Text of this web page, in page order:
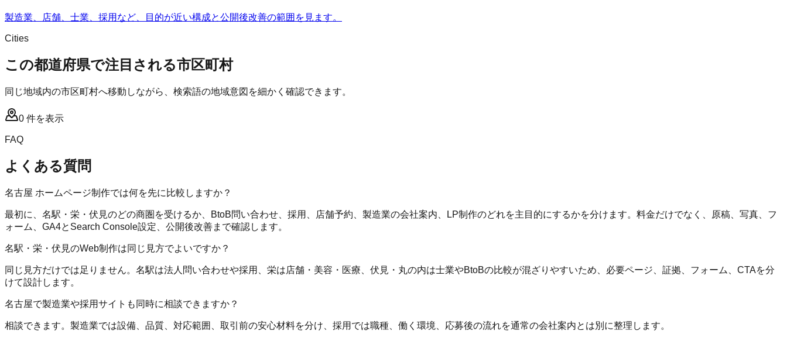
製造業、店舗、士業、採用など、目的が近い構成と公開後改善の範囲を見ます。
Cities
この都道府県で注目される市区町村
同じ地域内の市区町村へ移動しながら、検索語の地域意図を細かく確認できます。
0 件を表示
FAQ
よくある質問
名古屋 ホームページ制作では何を先に比較しますか？
最初に、名駅・栄・伏見のどの商圏を受けるか、BtoB問い合わせ、採用、店舗予約、製造業の会社案内、LP制作のどれを主目的にするかを分けます。料金だけでなく、原稿、写真、フ
ォーム、GA4とSearch Console設定、公開後改善まで確認します。
名駅・栄・伏見のWeb制作は同じ見方でよいですか？
同じ見方だけでは足りません。名駅は法人問い合わせや採用、栄は店舗・美容・医療、伏見・丸の内は士業やBtoBの比較が混ざりやすいため、必要ページ、証拠、フォーム、CTAを分
けて設計します。
名古屋で製造業や採用サイトも同時に相談できますか？
相談できます。製造業では設備、品質、対応範囲、取引前の安心材料を分け、採用では職種、働く環境、応募後の流れを通常の会社案内とは別に整理します。